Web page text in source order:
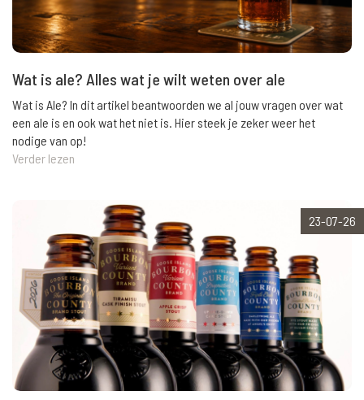
Wat is ale? Alles wat je wilt weten over ale
Wat is Ale? In dit artikel beantwoorden we al jouw vragen over wat
een ale is en ook wat het niet is. Hier steek je zeker weer het
nodige van op!
Verder lezen
23-07-26